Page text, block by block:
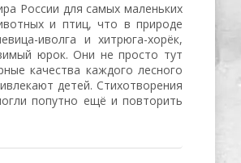
России для самых маленьких
и птиц, что в природе
иволга и хитрюга-хорёк,
юрок. Они не просто тут
качества каждого лесного
детей. Стихотворения
попутно ещё и повторить